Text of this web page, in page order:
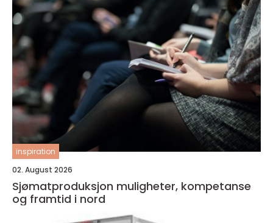
inspiration
02. August 2026
Sjømatproduksjon muligheter, kompetanse
og framtid i nord